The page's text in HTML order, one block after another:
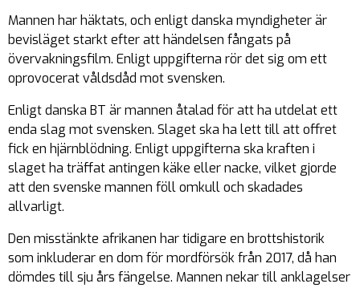
Mannen har häktats, och enligt danska myndigheter är
bevisläget starkt efter att händelsen fångats på
övervakningsfilm. Enligt uppgifterna rör det sig om ett
oprovocerat våldsdåd mot svensken.
Enligt danska BT är mannen åtalad för att ha utdelat ett
enda slag mot svensken. Slaget ska ha lett till att offret
fick en hjärnblödning. Enligt uppgifterna ska kraften i
slaget ha träffat antingen käke eller nacke, vilket gjorde
att den svenske mannen föll omkull och skadades
allvarligt.
Den misstänkte afrikanen har tidigare en brottshistorik
som inkluderar en dom för mordförsök från 2017, då han
dömdes till sju års fängelse. Mannen nekar till anklagelser